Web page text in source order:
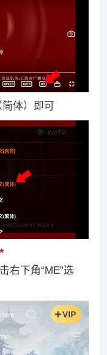
体）即可
右下角“ME”选